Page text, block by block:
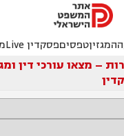
המגזיןטפסיםפסקדין Live
– מצאו עורכי דין